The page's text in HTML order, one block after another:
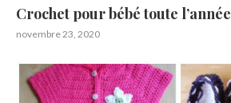
Crochet pour bébé toute l’année
novembre 23, 2020